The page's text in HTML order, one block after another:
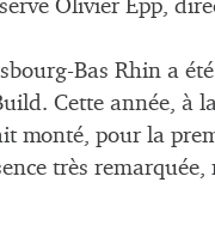
Olivier Epp,
Bas Rhin a
Cette année, à
monté, pour la
très